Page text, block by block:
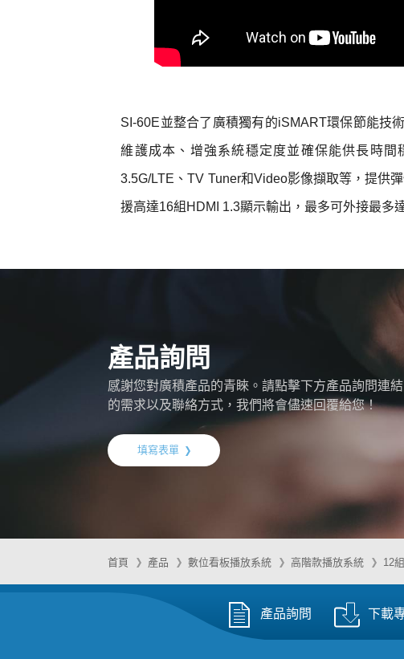
SI-60E並整合了廣積獨有的iSMART環保節能技
維護成本、增強系統穩定度並確保能供長時間
3.5G/LTE、TV Tuner和Video影像擷取等，提供
援高達16組HDMI 1.3顯示輸出，最多可外接最多
產品詢問
感謝您對廣積產品的青睞。請點擊下方產品詢問連
的需求以及聯絡方式，我們將會儘速回覆給您！
填寫表單
首頁 產品 數位看板播放系統 高階款播放系統 12
產品詢問 下載